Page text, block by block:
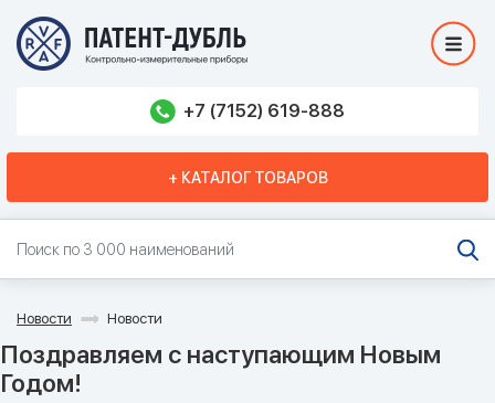
+7 (7152) 619-888
+ КАТАЛОГ ТОВАРОВ
Новости Новости
Поздравляем с наступающим Новым
Годом!